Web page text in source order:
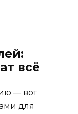
всё
— вот
для